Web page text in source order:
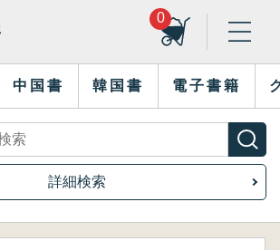
0
中国書 韓国書 電子書籍
詳細検索